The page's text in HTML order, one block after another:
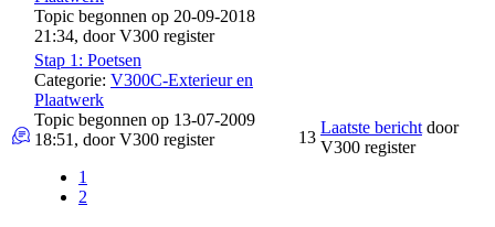
Topic begonnen op 20-09-2018
21:34, doorV300 register
Stap 1: Poetsen
Categorie: V300C-Exterieur en
Plaatwerk
Topic begonnen op 13-07-2009
18:51, doorV300 register
1
2
13
Laatste bericht door
V300 register